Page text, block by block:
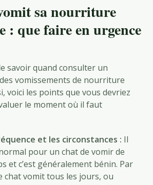
sa nourriture
: que faire en urgence
savoir quand consulter un
vomissements de nourriture
voici les points que vous devriez
le moment où il faut
et les circonstances : Il
pour un chat de vomir de
et c’est généralement bénin. Par
chat vomit tous les jours, ou